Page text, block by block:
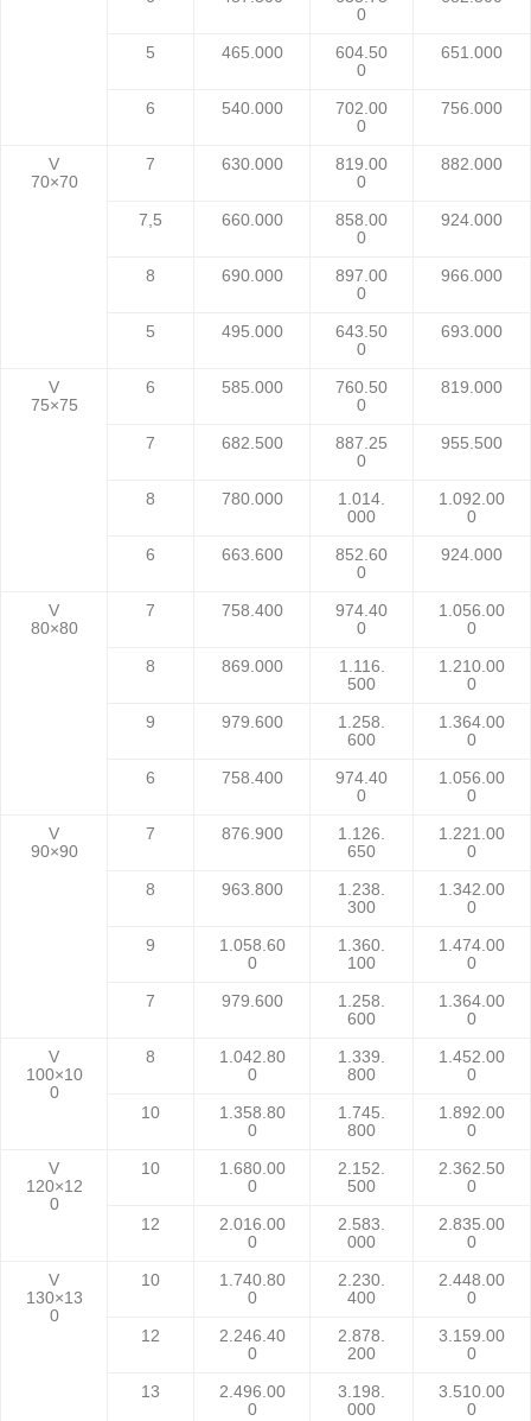
0
5 465.000
604.50
0
651.000
6 540.000
702.00
0
756.000
V
70×70
7 630.000
819.00
0
882.000
7,5 660.000
858.00
0
924.000
8 690.000
897.00
0
966.000
5 495.000
643.50
0
693.000
V
75×75
6 585.000
760.50
0
819.000
7 682.500
887.25
0
955.500
8 780.000
1.014.
000
1.092.00
0
6 663.600
852.60
0
924.000
V
80×80
7 758.400
974.40
0
1.056.00
0
8 869.000
1.116.
500
1.210.00
0
9 979.600
1.258.
600
1.364.00
0
6 758.400
974.40
0
1.056.00
0
V
90×90
7 876.900
1.126.
650
1.221.00
0
8 963.800
1.238.
300
1.342.00
0
9
1.058.60
0
1.360.
100
1.474.00
0
7 979.600
1.258.
600
1.364.00
0
V
100×10
0
8
1.042.80
0
1.339.
800
1.452.00
0
10
1.358.80
0
1.745.
800
1.892.00
0
V
120×12
0
10
1.680.00
0
2.152.
500
2.362.50
0
12
2.016.00
0
2.583.
000
2.835.00
0
V
130×13
0
10
1.740.80
0
2.230.
400
2.448.00
0
12
2.246.40
0
2.878.
200
3.159.00
0
13
2.496.00
0
3.198.
000
3.510.00
0